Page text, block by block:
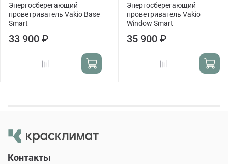
Энергосберегающий
проветриватель Vakio Base
Smart
33 900 ₽
Энергосберегающий
проветриватель Vakio
Window Smart
35 900 ₽
Контакты